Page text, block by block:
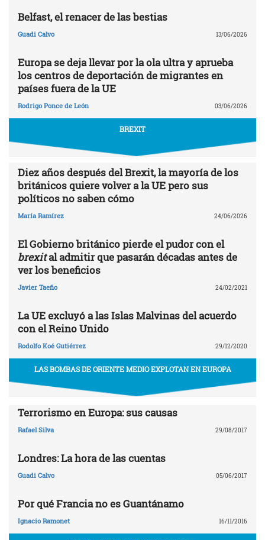
Belfast, el renacer de las bestias
Guadi Calvo 13/06/2026
Europa se deja llevar por la ola ultra y aprueba
los centros de deportación de migrantes en
países fuera de la UE
Rodrigo Ponce de León 03/06/2026
BREXIT
Diez años después del Brexit, la mayoría de los
británicos quiere volver a la UE pero sus
políticos no saben cómo
María Ramírez 24/06/2026
El Gobierno británico pierde el pudor con el
brexital admitir que pasarán décadas antes de
ver los beneficios
Javier Taeño 24/02/2021
La UE excluyó a las Islas Malvinas del acuerdo
con el Reino Unido
Rodolfo Koé Gutiérrez 29/12/2020
LAS BOMBAS DE ORIENTE MEDIO EXPLOTAN EN EUROPA
Terrorismo en Europa: sus causas
Rafael Silva 29/08/2017
Londres: La hora de las cuentas
Guadi Calvo 05/06/2017
Por qué Francia no es Guantánamo
Ignacio Ramonet 16/11/2016